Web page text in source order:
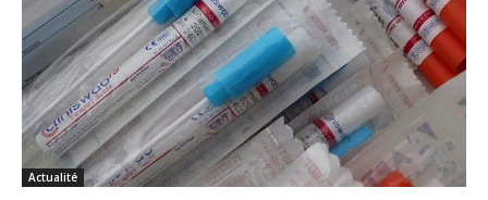
Actualité